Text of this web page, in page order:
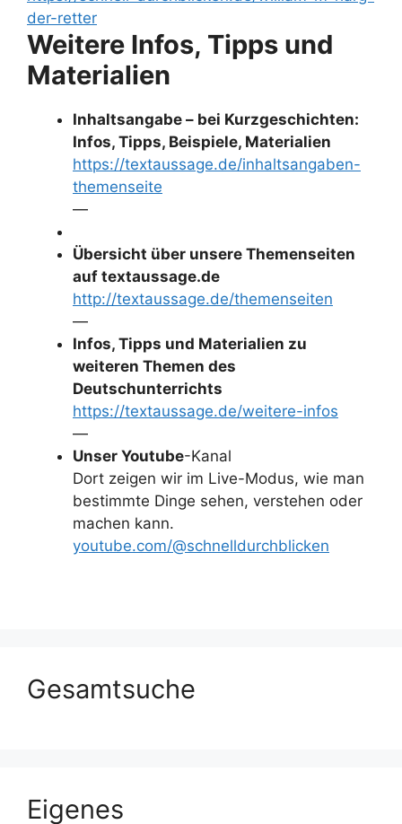
der-retter
Weitere Infos, Tipps und
Materialien
Inhaltsangabe – bei Kurzgeschichten:
Infos, Tipps, Beispiele, Materialien
https://textaussage.de/inhaltsangaben-
themenseite
—
Übersicht über unsere Themenseiten
auf textaussage.de
http://textaussage.de/themenseiten
—
Infos, Tipps und Materialien zu
weiteren Themen des
Deutschunterrichts
https://textaussage.de/weitere-infos
—
Unser Youtube-Kanal
Dort zeigen wir im Live-Modus, wie man
bestimmte Dinge sehen, verstehen oder
machen kann.
youtube.com/@schnelldurchblicken
Gesamtsuche
Eigenes